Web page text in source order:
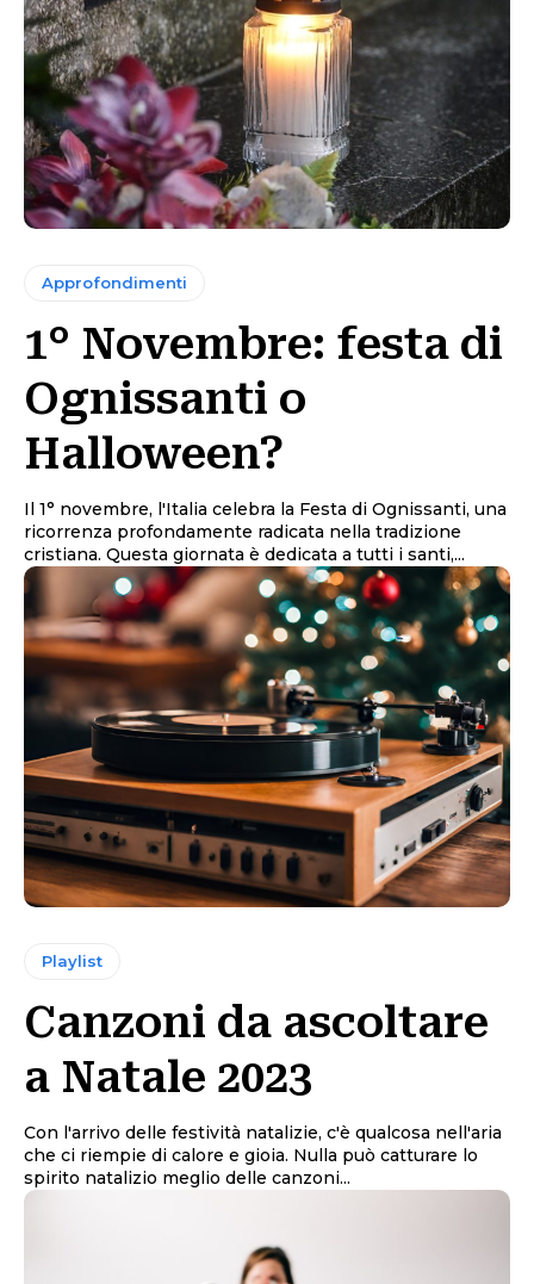
Approfondimenti
1° Novembre: festa di
Ognissanti o
Halloween?
Il 1° novembre, l'Italia celebra la Festa di Ognissanti, una
ricorrenza profondamente radicata nella tradizione
cristiana. Questa giornata è dedicata a tutti i santi,...
Playlist
Canzoni da ascoltare
a Natale 2023
Con l'arrivo delle festività natalizie, c'è qualcosa nell'aria
che ci riempie di calore e gioia. Nulla può catturare lo
spirito natalizio meglio delle canzoni...